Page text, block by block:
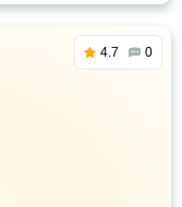
4.7 0